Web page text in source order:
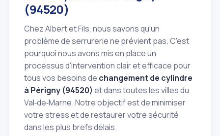
(94520)
Chez Albert et Fils, nous savons qu'un
problème de serrurerie ne prévient pas. C'est
pourquoi nous avons mis en place un
processus d'intervention clair et efficace pour
tous vos besoins de changement de cylindre
à Périgny (94520) et dans toutes les villes du
Val‑de‑Marne. Notre objectif est de minimiser
votre stress et de restaurer votre sécurité
dans les plus brefs délais.